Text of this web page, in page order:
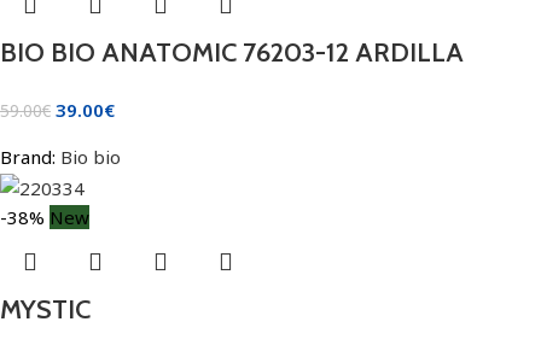
BIO BIO ANATOMIC 76203-12 ARDILLA
59.00€ 39.00€
Brand: Bio bio
-38% New
MYSTIC